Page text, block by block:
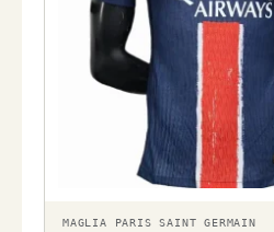
MAGLIA PARIS SAINT GERMAIN